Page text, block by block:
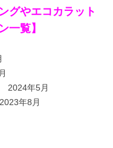
グやエコカラット
一覧】
2024年5月
年8月